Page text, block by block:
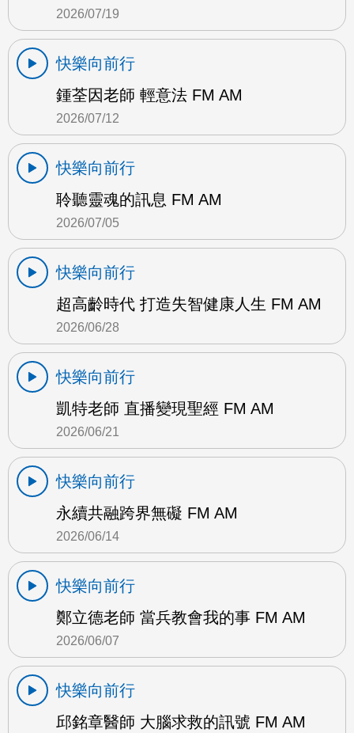
2026/07/19
快樂向前行
鍾荃因老師 輕意法 FM AM
2026/07/12
快樂向前行
聆聽靈魂的訊息 FM AM
2026/07/05
快樂向前行
超高齡時代 打造失智健康人生 FM AM
2026/06/28
快樂向前行
凱特老師 直播變現聖經 FM AM
2026/06/21
快樂向前行
永續共融跨界無礙 FM AM
2026/06/14
快樂向前行
鄭立德老師 當兵教會我的事 FM AM
2026/06/07
快樂向前行
邱銘章醫師 大腦求救的訊號 FM AM